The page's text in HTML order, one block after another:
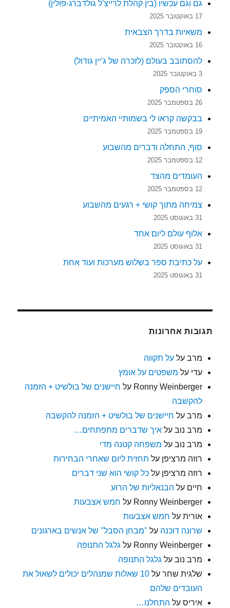
גם וגם עכשיו (בין קהלת לרייצ'ל גולדברג-פולין)
17 באוקטובר 2025
משאיות בדרך הצבאית
16 באוקטובר 2025
להסתובב בעולם (לזכרה של ג'יין גודול)
3 באוקטובר 2025
סוחרי הספק
26 בספטמבר 2025
בבקשה קראו לי בשמותיי האמיתיים
19 בספטמבר 2025
סוף, התחלה ודברים מהשבוע
12 בספטמבר 2025
העומדים מהצד
12 בספטמבר 2025
צמיחה מתוך קושי + רגעים מהשבוע
31 באוגוסט 2025
אלוף עולם ליום אחד
31 באוגוסט 2025
על כתיבת ספר בשלוש מערכות ועוד אחת
31 באוגוסט 2025
תגובות אחרונות
מרב עלעל תקווה
עדי על משפטים על אומץ
Ronny Weinberger על חיישנים של בולשיט + הזמנה
להקשבה
מרב על חיישנים של בולשיט + הזמנה להקשבה
מרב נוב עלאיך שדברים מתפתחים…
מרב נוב על משפחה קטנה מדי
רוזה מרציפן על תחזית ליום שאחרי הבחירות
רוזה מרציפן עלכל קושי הוא שני דברים
חיים על הבנאליות של הרוע
Ronny Weinberger על חמש אצבעות
אורית על חמש אצבעות
שרונה דוכנה על "מבחן הסבל" של אנשים בארגונים
Ronny Weinberger על גלגל התנופה
מרב נוב על גלגל התנופה
שלגית שחר על
10 שאלות שמנהלים יכולים לשאול את
העובדים שלהם
איריס על התחלנו…